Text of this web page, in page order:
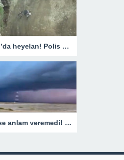
Peru’da heyelan! Polis memurunun üzerine derin dondurucu düştü
Kimse anlam veremedi! Görenleri hayretler içinde bırakan SIRA DIŞI görüntü